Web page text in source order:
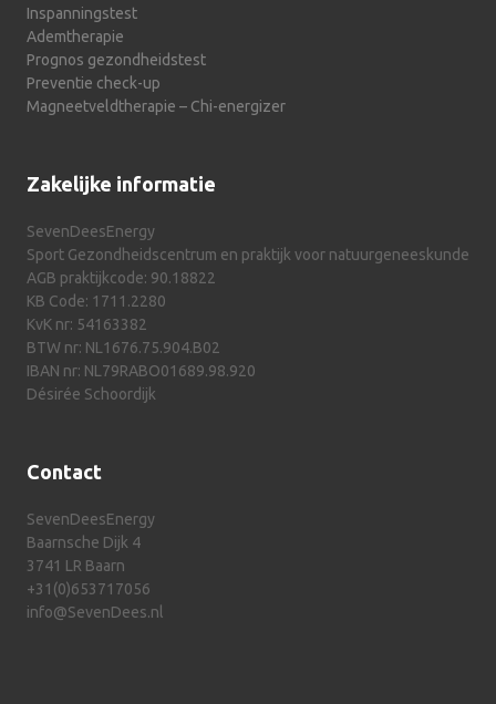
Inspanningstest
Ademtherapie
Prognos gezondheidstest
Preventie check-up
Magneetveldtherapie – Chi-energizer
Zakelijke informatie
SevenDeesEnergy
Sport Gezondheidscentrum en praktijk voor natuurgeneeskunde
AGB praktijkcode: 90.18822
KB Code: 1711.2280
KvK nr: 54163382
BTW nr: NL1676.75.904.B02
IBAN nr: NL79RABO01689.98.920
Désirée Schoordijk
Contact
SevenDeesEnergy
Baarnsche Dijk 4
3741 LR Baarn
+31(0)653717056
info@SevenDees.nl